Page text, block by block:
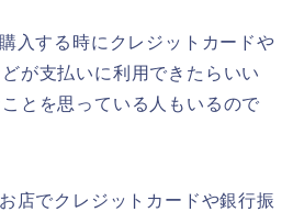
入する時にクレジットカードや
が支払いに利用できたらいい
とを思っている人もいるので
店でクレジットカードや銀行振